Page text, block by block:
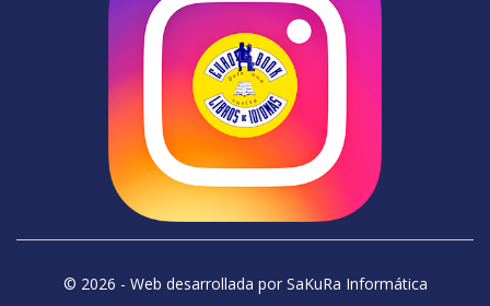
© 2026 - Web desarrollada por SaKuRa Informática